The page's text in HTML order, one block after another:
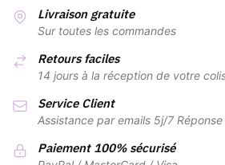
variations.
Les
peuvent
choisies
sur
la
Livraison gratuite
Sur toutes les commandes
Retours faciles
14 jours à la réception de votre
Service Client
Assistance par emails 5j/7
Paiement 100% sécurisé